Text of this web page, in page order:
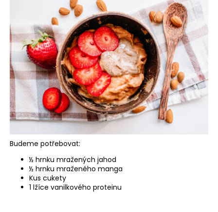
Budeme potřebovat:
½ hrnku mražených jahod
½ hrnku mraženého manga
Kus cukety
1 lžíce vanilkového proteinu
HLEDAT